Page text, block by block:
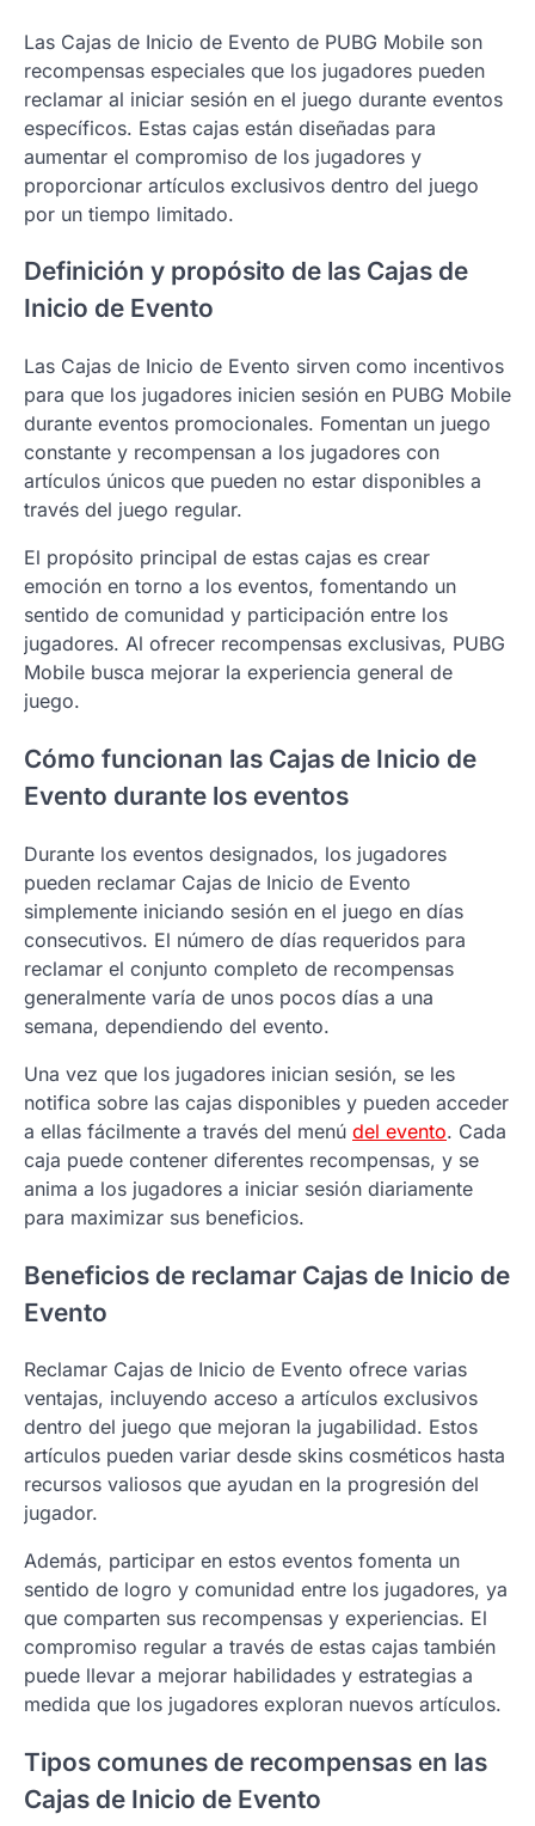
Las Cajas de Inicio de Evento de PUBG Mobile son
recompensas especiales que los jugadores pueden
reclamar al iniciar sesión en el juego durante eventos
específicos. Estas cajas están diseñadas para
aumentar el compromiso de los jugadores y
proporcionar artículos exclusivos dentro del juego
por un tiempo limitado.
Definición y propósito de las Cajas de
Inicio de Evento
Las Cajas de Inicio de Evento sirven como incentivos
para que los jugadores inicien sesión en PUBG Mobile
durante eventos promocionales. Fomentan un juego
constante y recompensan a los jugadores con
artículos únicos que pueden no estar disponibles a
través del juego regular.
El propósito principal de estas cajas es crear
emoción en torno a los eventos, fomentando un
sentido de comunidad y participación entre los
jugadores. Al ofrecer recompensas exclusivas, PUBG
Mobile busca mejorar la experiencia general de
juego.
Cómo funcionan las Cajas de Inicio de
Evento durante los eventos
Durante los eventos designados, los jugadores
pueden reclamar Cajas de Inicio de Evento
simplemente iniciando sesión en el juego en días
consecutivos. El número de días requeridos para
reclamar el conjunto completo de recompensas
generalmente varía de unos pocos días a una
semana, dependiendo del evento.
Una vez que los jugadores inician sesión, se les
notifica sobre las cajas disponibles y pueden acceder
a ellas fácilmente a través del menú del evento. Cada
caja puede contener diferentes recompensas, y se
anima a los jugadores a iniciar sesión diariamente
para maximizar sus beneficios.
Beneficios de reclamar Cajas de Inicio de
Evento
Reclamar Cajas de Inicio de Evento ofrece varias
ventajas, incluyendo acceso a artículos exclusivos
dentro del juego que mejoran la jugabilidad. Estos
artículos pueden variar desde skins cosméticos hasta
recursos valiosos que ayudan en la progresión del
jugador.
Además, participar en estos eventos fomenta un
sentido de logro y comunidad entre los jugadores, ya
que comparten sus recompensas y experiencias. El
compromiso regular a través de estas cajas también
puede llevar a mejorar habilidades y estrategias a
medida que los jugadores exploran nuevos artículos.
Tipos comunes de recompensas en las
Cajas de Inicio de Evento